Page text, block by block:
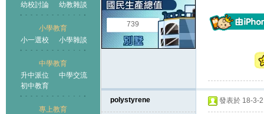
幼校討論
幼教雜談
小學教育
小一選校
小學雜談
中學教育
升中派位
中學交流
初中教育
專上教育
王國
739
polystyrene 發表於 18-3-